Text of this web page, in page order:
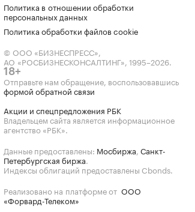
Политика в отношении обработки
персональных данных
Политика обработки файлов cookie
© ООО «БИЗНЕСПРЕСС»,
АО «РОСБИЗНЕСКОНСАЛТИНГ», 1995–2026.
18+
Отправьте нам обращение, воспользовавшись
формой обратной связи
Акции и спецпредложения РБК
Владельцем сайта является информационное
агентство «РБК».
Данные предоставлены: Мосбиржа, Санкт-
Петербургская биржа.
Индексы облигаций предоставлены Cbonds.
Реализовано на платформе от ООО
«Форвард-Телеком»